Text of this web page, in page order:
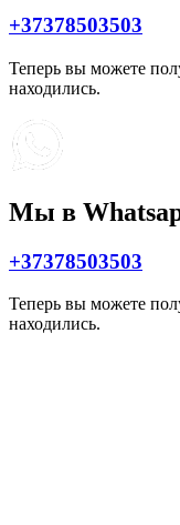
+37378503503
Теперь вы можете
находились.
Мы в
+37378503503
Теперь вы можете
находились.